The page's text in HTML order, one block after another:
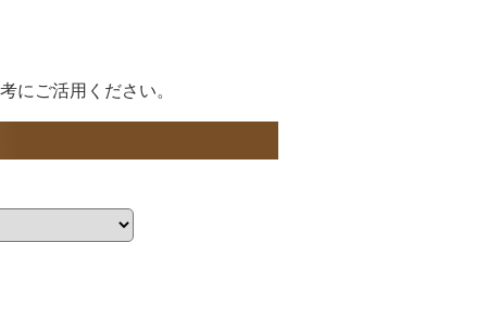
にご活用ください。